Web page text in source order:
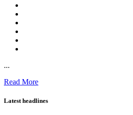
...
Read More
Latest headlines